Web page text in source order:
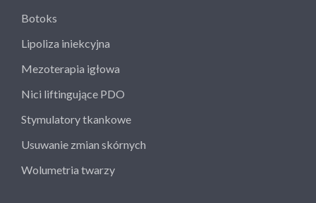
Botoks
Lipoliza iniekcyjna
Mezoterapia igłowa
Nici liftingujące PDO
Stymulatory tkankowe
Usuwanie zmian skórnych
Wolumetria twarzy